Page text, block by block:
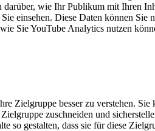
wie Ihr Publikum mit Ihren
einsehen. Diese Daten können
Sie YouTube Analytics nutzen
Zielgruppe besser zu verstehen.
zuschneiden und
so gestalten, dass sie für diese